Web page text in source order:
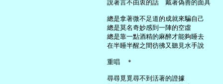
     說著言不由衷的話　戴著偽善的面具
     總是拿著微不足道的成就來騙自己
     總是莫名奇妙感到一陣的空虛
     總是靠一點酒精的麻醉才能夠睡去
     在半睡半醒之間彷彿又聽見水手說
     重唱　＊
     尋尋覓覓尋不到活著的證據